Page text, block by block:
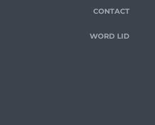
CONTACT
WORD LID